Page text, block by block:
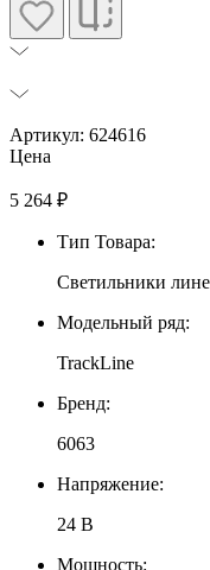
Артикул: 624616
Цена
5 264 ₽
Тип Товара:
Светильники
Модельный ряд:
TrackLine
Бренд:
6063
Напряжение:
24 В
Мощность: